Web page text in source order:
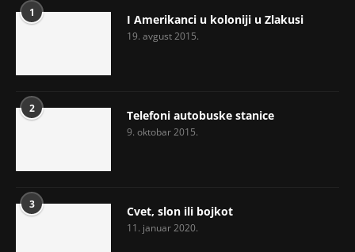
1 I Amerikanci u koloniji u Zlakusi
19. avgust 2015.
2 Telefoni autobuske stanice
9. oktobar 2015.
3 Cvet, slon ili bojkot
11. januar 2020.